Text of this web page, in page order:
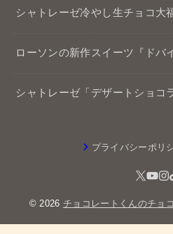
シャトレーゼ冷やし生チョコ大
ローソンの新作スイーツ『ドバ
シャトレーゼ「デザートショコ
プライバシーポリ
© 2026 チョコレートくんのチョ